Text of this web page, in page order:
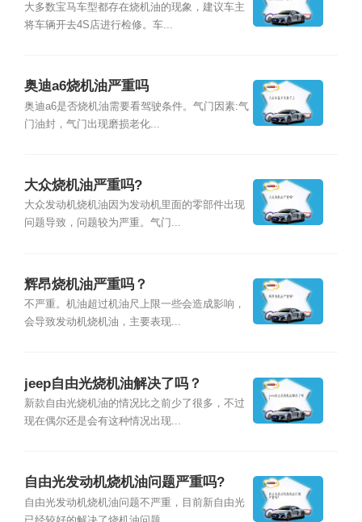
大多数宝马车型都存在烧机油的现象，建议车主
将车辆开去4S店进行检修。车...
奥迪a6烧机油严重吗
奥迪a6是否烧机油需要看驾驶条件。气门因素:气
门油封，气门出现磨损老化...
大众烧机油严重吗?
大众发动机烧机油因为发动机里面的零部件出现
问题导致，问题较为严重。气门...
辉昂烧机油严重吗？
不严重。机油超过机油尺上限一些会造成影响，
会导致发动机烧机油，主要表现...
jeep自由光烧机油解决了吗？
新款自由光烧机油的情况比之前少了很多，不过
现在偶尔还是会有这种情况出现...
自由光发动机烧机油问题严重吗?
自由光发动机烧机油问题不严重，目前新自由光